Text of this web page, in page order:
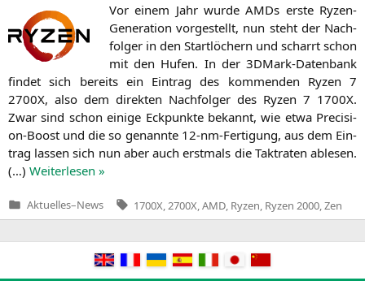
Vor einem Jahr wur­de AMDs ers­te Ryzen-
Gene­ra­ti­on vor­ge­stellt, nun steht der Nach­
fol­ger in den Start­lö­chern und scharrt schon
mit den Hufen. In der 3DMark-Daten­bank
fin­det sich bereits ein Ein­trag des kom­men­den Ryzen 7
2700X, also dem direk­ten Nach­fol­ger des Ryzen 7 1700X.
Zwar sind schon eini­ge Eck­punk­te bekannt, wie etwa Pre­cis­i­
on-Boost und die so genann­te 12-nm-Fer­ti­gung, aus dem Ein­
trag las­sen sich nun aber auch erst­mals die Takt­ra­ten able­sen.
(…) Wei­ter­le­sen »
Veröffentlicht
in
Aktuelles–News Tags:
1700X 2700X AMD Ryzen Ryzen 2000 Zen